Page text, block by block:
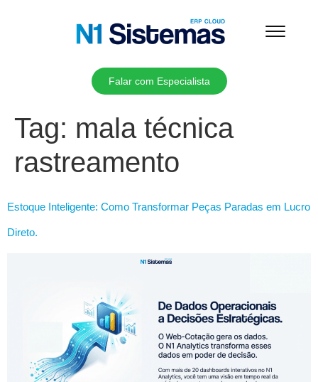
Falar com Especialista
Tag: mala técnica
rastreamento
Estoque Inteligente: Como Transformar Peças Paradas em Lucro
Direto.